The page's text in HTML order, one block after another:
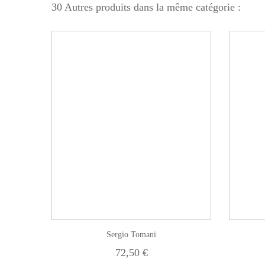
30 Autres produits dans la même catégorie :
Sergio Tomani
72,50 €